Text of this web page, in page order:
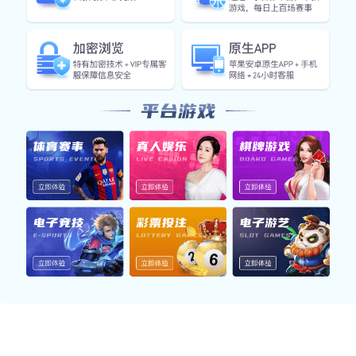
过去几个赛季中，多名潜力巨大的青年才俊被迫离
队，而俱乐部并未能成功引进同等级别的替代者。这
种对青训体系的不重视直接影响了球队长期发展的根
基。
最后，管理层在资金分配上的不合理使得球队无法有
效投资于基础设施和阵容建设。虽然新球场投入使
用，但如果缺乏高效的人事管理与财务规划，这一切
只能是空中楼阁。
2、转会策略不当
转会市场是一支球队竞争力的重要组成部分，而热刺